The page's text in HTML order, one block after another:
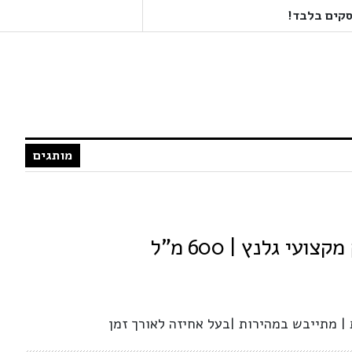
מותגים
גלנץ | 600 מ"ל
| מתייבש במהירות |בעל אחיזה לאורך זמן